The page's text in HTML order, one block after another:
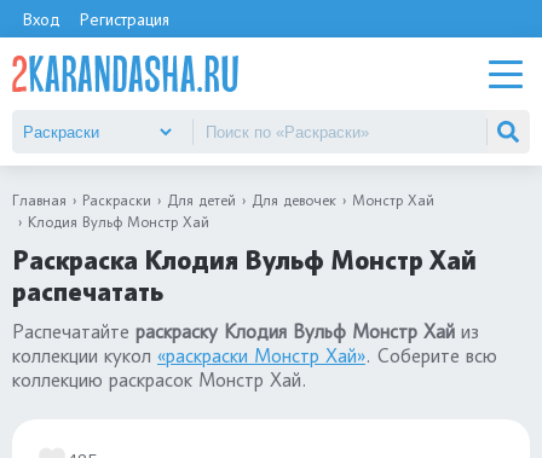
Вход Регистрация
Главная Раскраски Для детей Для девочек
Монстр Хай
Клодия Вульф Монстр Хай
Раскраска Клодия Вульф Монстр Хай
распечатать
Распечатайте раскраску Клодия Вульф Монстр Хай из
коллекции кукол «раскраски Монстр Хай». Соберите всю
коллекцию раскрасок Монстр Хай.